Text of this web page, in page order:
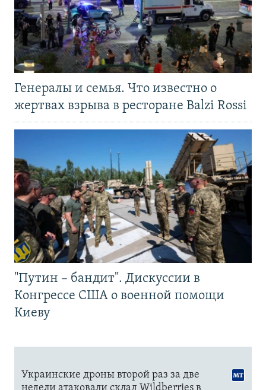
Генералы и семья. Что известно о
жертвах взрыва в ресторане Balzi Rossi
"Путин – бандит". Дискуссии в
Конгрессе США о военной помощи
Киеву